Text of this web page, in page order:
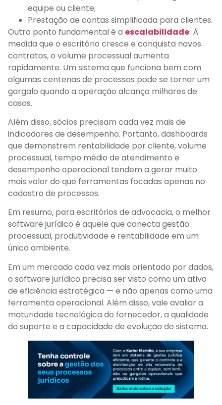
equipe ou cliente;
Prestação de contas simplificada para clientes.
Outro ponto fundamental é a escalabilidade. À
medida que o escritório cresce e conquista novos
contratos, o volume processual aumenta
rapidamente. Um sistema que funciona bem com
algumas centenas de processos pode se tornar um
gargalo quando a operação alcança milhares de
casos.
Além disso, sócios precisam cada vez mais de
indicadores de desempenho. Portanto, dashboards
que demonstrem rentabilidade por cliente, volume
processual, tempo médio de atendimento e
desempenho operacional tendem a gerar muito
mais valor do que ferramentas focadas apenas no
cadastro de processos.
Em resumo, para escritórios de advocacia, o melhor
software jurídico é aquele que conecta gestão
processual, produtividade e rentabilidade em um
único ambiente.
Em um mercado cada vez mais orientado por dados,
o software jurídico precisa ser visto como um ativo
de eficiência estratégica — e não apenas como uma
ferramenta operacional. Além disso, vale avaliar a
maturidade tecnológica do fornecedor, a qualidade
do suporte e a capacidade de evolução do sistema.